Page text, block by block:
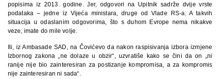
popisima iz 2013. godine. Jer, odgovori na Upitnik sadrže dvije vrste
podataka – jedne iz Vijeća ministara, druge od Vlade RS-a. A takvih
situacija u odaslanim odgovorima, što s duhom Evrope nema nikakve
veze, imate do mile volje.
Ili, iz Ambasade SAD, na Čovićevo da nakon raspisivanja izbora izmjene
Izbornog zakona „ne dolaze u obzir“, uzvratiše kako se čini da on „ni
ranije nije bio zainteresiran za postizanje kompromisa, a za kompromis
nije zainteresiran ni sada“.